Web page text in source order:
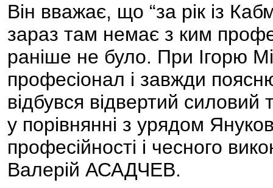
Він вважає, що “за рік із
зараз там немає з ким
раніше не було. При Ігорю
професіонал і завжди
відбувся відвертий
у порівнянні з урядом
професійності і чесного
Валерій АСАДЧЕВ.